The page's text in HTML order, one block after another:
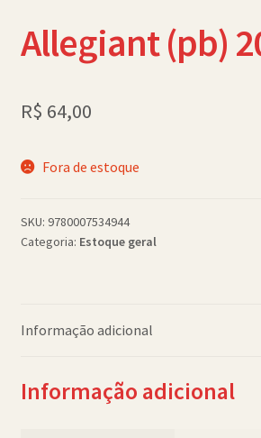
Política de Cookies (BR)
Quem Somos
Allegiant (pb)
R$ 64,00
Fora de estoque
SKU: 9780007534944
Categoria: Estoque geral
Informação adicional
Informação adicional